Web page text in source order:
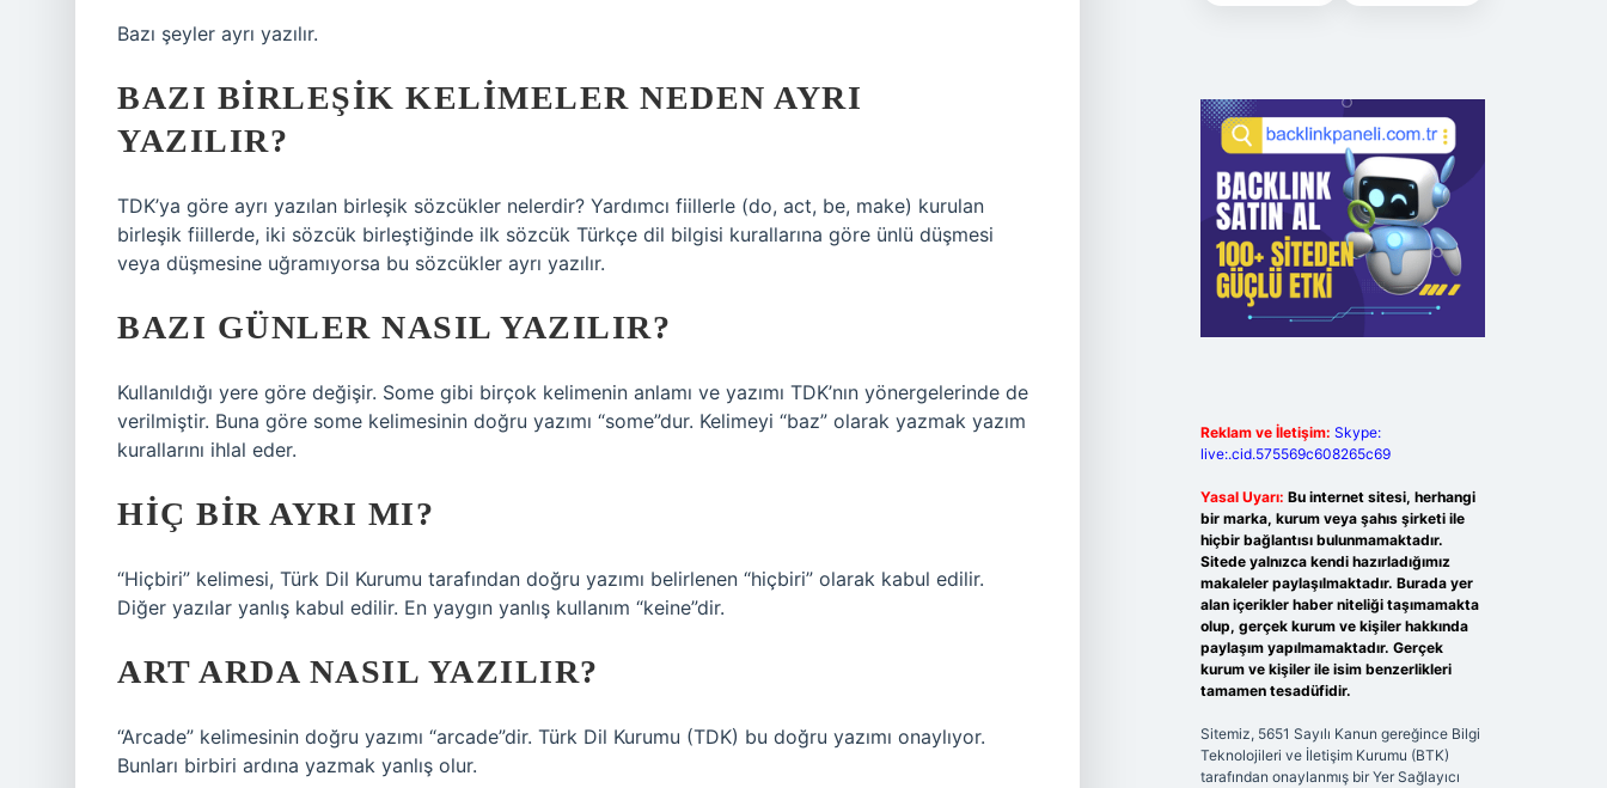
Bazı şeyler ayrı yazılır.
BAZI BIRLEŞIK KELIMELER NEDEN AYRI
YAZILIR?
TDK’ya göre ayrı yazılan birleşik sözcükler nelerdir? Yardımcı fiillerle (do, act, be, make) kurulan
birleşik fiillerde, iki sözcük birleştiğinde ilk sözcük Türkçe dil bilgisi kurallarına göre ünlü düşmesi
veya düşmesine uğramıyorsa bu sözcükler ayrı yazılır.
BAZI GÜNLER NASIL YAZILIR?
Kullanıldığı yere göre değişir. Some gibi birçok kelimenin anlamı ve yazımı TDK’nın yönergelerinde de
verilmiştir. Buna göre some kelimesinin doğru yazımı “some”dur. Kelimeyi “baz” olarak yazmak yazım
kurallarını ihlal eder.
HIÇ BIR AYRI MI?
“Hiçbiri” kelimesi, Türk Dil Kurumu tarafından doğru yazımı belirlenen “hiçbiri” olarak kabul edilir.
Diğer yazılar yanlış kabul edilir. En yaygın yanlış kullanım “keine”dir.
ART ARDA NASIL YAZILIR?
“Arcade” kelimesinin doğru yazımı “arcade”dir. Türk Dil Kurumu (TDK) bu doğru yazımı onaylıyor.
Bunları birbiri ardına yazmak yanlış olur.
Reklam ve İletişim: Skype:
live:.cid.575569c608265c69
Yasal Uyarı: Bu internet sitesi, herhangi
bir marka, kurum veya şahıs şirketi ile
hiçbir bağlantısı bulunmamaktadır.
Sitede yalnızca kendi hazırladığımız
makaleler paylaşılmaktadır. Burada yer
alan içerikler haber niteliği taşımamakta
olup, gerçek kurum ve kişiler hakkında
paylaşım yapılmamaktadır. Gerçek
kurum ve kişiler ile isim benzerlikleri
tamamen tesadüfidir.
Sitemiz, 5651 Sayılı Kanun gereğince Bilgi
Teknolojileri ve İletişim Kurumu (BTK)
tarafından onaylanmış bir Yer Sağlayıcı